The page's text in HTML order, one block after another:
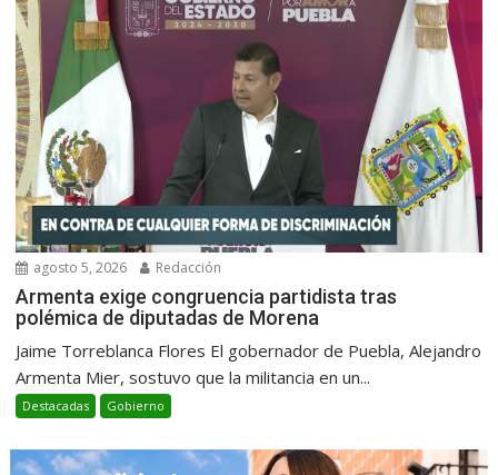
agosto 5, 2026 Redacción
Armenta exige congruencia partidista tras
polémica de diputadas de Morena
Jaime Torreblanca Flores El gobernador de Puebla, Alejandro
Armenta Mier, sostuvo que la militancia en un...
Destacadas Gobierno